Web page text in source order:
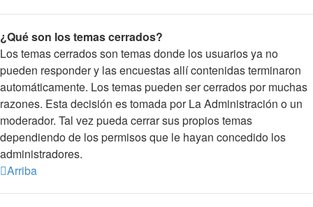
¿Qué son los temas cerrados?
Los temas cerrados son temas donde los usuarios ya no
pueden responder y las encuestas allí contenidas terminaron
automáticamente. Los temas pueden ser cerrados por muchas
razones. Esta decisión es tomada por La Administración o un
moderador. Tal vez pueda cerrar sus propios temas
dependiendo de los permisos que le hayan concedido los
administradores.
Arriba